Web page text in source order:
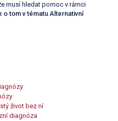
musí hledat pomoc v rámci
o tom v tématu Alternativní
život bez ní
diagnóza